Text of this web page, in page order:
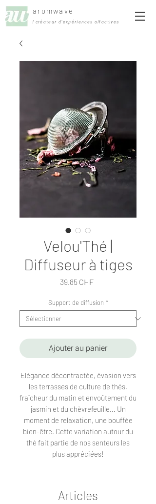
aromwave
| créateur d'expériences olfactives
Velou'Thé |
Diffuseur à tiges
39.85 CHFPrix
Support de diffusion *
Ajouter au panier
Elégance décontractée, évasion vers
les terrasses de culture de thés,
fraîcheur du matin et envoûtement du
jasmin et du chèvrefeuille... Un
moment de relaxation, une bouffée
bien-être. Cette variation autour du
thé fait partie de nos senteurs les
plus appréciées!
Articles